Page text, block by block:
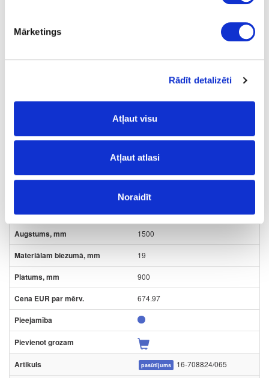
Mārketings
Rādīt detalizēti
Atļaut visu
Atļaut atlasi
Noraidīt
900
1500
19
900
674.97
pasūtījums 16-708824/065